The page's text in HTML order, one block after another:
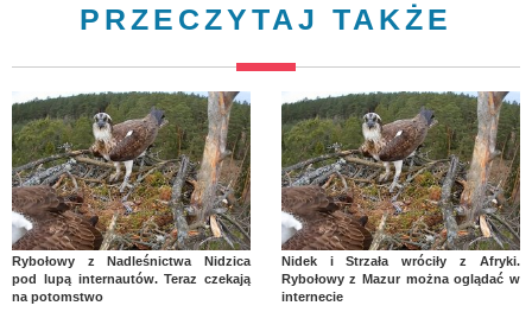
PRZECZYTAJ TAKŻE
Rybołowy z Nadleśnictwa Nidzica
pod lupą internautów. Teraz czekają
na potomstwo
Nidek i Strzała wróciły z Afryki.
Rybołowy z Mazur można oglądać w
internecie